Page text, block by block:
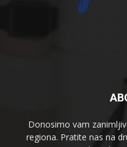
Donosimo vam
regiona. Pratite nas na